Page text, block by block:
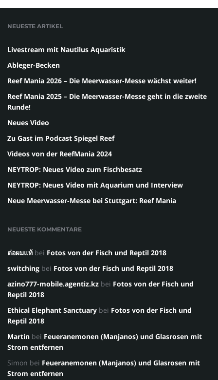
NEUESTE ARTIKEL
Livestream mit Nautilus Aquaristik
Ableger-Becken
Reef Mania 2026 – Die Meerwasser-Messe wächst weiter!
Reef Mania 2025 – Die Meerwasser-Messe geht in die zweite
Runde!
Neues Video
Zu Gast im Podcast Spiegel Reef
Videos von der ReefMania 2024
NEYTROP: Neues Video zum Fischbesatz
NEYTROP: Neues Video mit Aquarium und Interview
Neue Meerwasser-Messe bei Stuttgart: Reef Mania
NEUESTE KOMMENTARE
ต่อผมแท้ bei Fotos von der Fisch und Reptil 2018
switching bei Fotos von der Fisch und Reptil 2018
azino777-mobile.agentiz.kz bei Fotos von der Fisch und
Reptil 2018
Ethical Elephant Sanctuary bei Fotos von der Fisch und
Reptil 2018
Martin bei Feueranemonen (Manjanos) und Glasrosen mit
Strom entfernen
Simon bei Feueranemonen (Manjanos) und Glasrosen mit
Strom entfernen